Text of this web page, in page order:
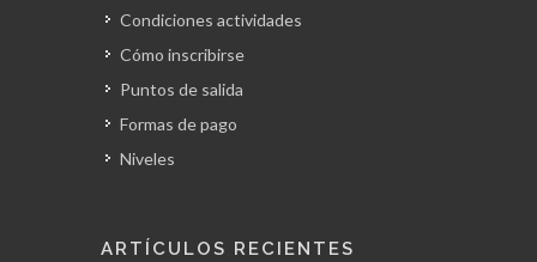
Condiciones actividades
Cómo inscribirse
Puntos de salida
Formas de pago
Niveles
ARTÍCULOS RECIENTES